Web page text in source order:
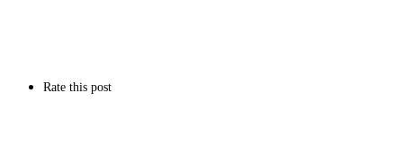
Rate this post